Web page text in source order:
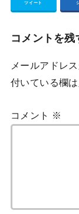
ツイート
コメントを残
メールアドレ
付いている欄
コメント ※